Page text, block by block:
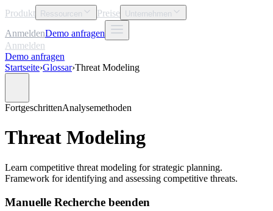
Produkt Ressourcen Preise Unternehmen
AnmeldenDemo anfragen
Anmelden
Demo anfragen
Startseite›Glossar›Threat Modeling
FortgeschrittenAnalysemethoden
Threat Modeling
Learn competitive threat modeling for strategic planning.
Framework for identifying and assessing competitive threats.
Manuelle Recherche beenden